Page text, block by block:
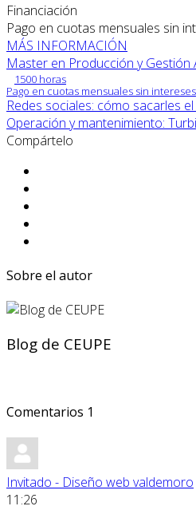
Financiación
Pago en cuotas mensuales sin
MÁS INFORMACIÓN
Master en Producción y Gestión
1500 horas
Pago en cuotas mensuales sin intereses
Redes sociales: cómo sacarles
Operación y mantenimiento:
Compártelo
Sobre el autor
Blog de CEUPE
Comentarios 1
Invitado - Diseño web valdemoro
11:26